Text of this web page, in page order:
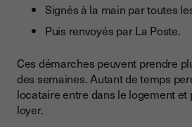
Signés à la main par toutes
Puis renvoyés par La Poste.
Ces démarches peuvent prendre
des semaines. Autant de temps
locataire entre dans le logement et
loyer.